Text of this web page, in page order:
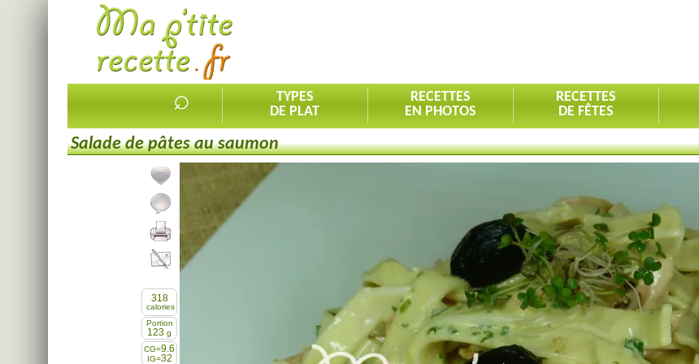
⌕
TYPES
DE PLAT
RECETTES
EN PHOTOS
RECETTES
DE FÊTES
Salade de pâtes au saumon
Ajouter la recette à mes favorites
Commenter, noter la recette
Imprimer la recette
318
calories
Portion
123 g
CG=9.6
IG=32